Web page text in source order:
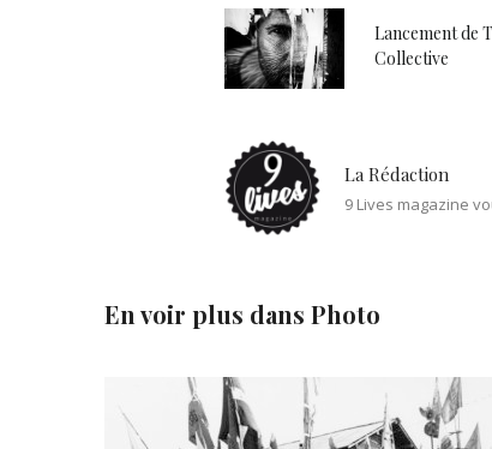
Lancement de
Collective
La Rédaction
9 Lives magazine
En voir plus dans Photo